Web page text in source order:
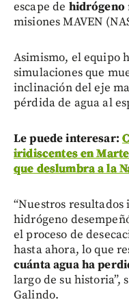
escape de hidrógeno
misiones MAVEN
Asimismo, el equipo
simulaciones que
inclinación del eje
pérdida de agua al
Le puede interesar:
iridiscentes en
que deslumbra a la
“Nuestros resultados
hidrógeno
el proceso de
hasta ahora, lo que
cuánta agua ha
largo de su historia”,
Galindo.